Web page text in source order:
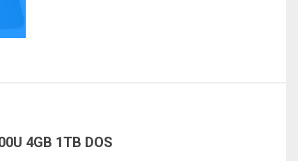
4GB 1TB DOS